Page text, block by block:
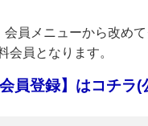
会員メニューから改め
会員となります。
員登録】はコチラ(